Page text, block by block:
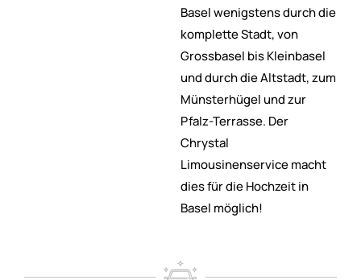
Basel wenigstens durch die
komplette Stadt, von
Grossbasel bis Kleinbasel
und durch die Altstadt, zum
Münsterhügel und zur
Pfalz-Terrasse. Der
Chrystal
Limousinenservice macht
dies für die Hochzeit in
Basel möglich!